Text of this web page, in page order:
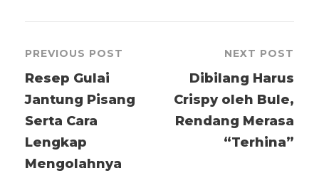
PREVIOUS POST
Resep Gulai
Jantung Pisang
Serta Cara
Lengkap
Mengolahnya
NEXT POST
Dibilang Harus
Crispy oleh Bule,
Rendang Merasa
“Terhina”